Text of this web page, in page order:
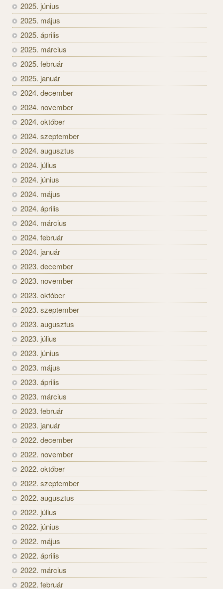
2025. június
2025. május
2025. április
2025. március
2025. február
2025. január
2024. december
2024. november
2024. október
2024. szeptember
2024. augusztus
2024. július
2024. június
2024. május
2024. április
2024. március
2024. február
2024. január
2023. december
2023. november
2023. október
2023. szeptember
2023. augusztus
2023. július
2023. június
2023. május
2023. április
2023. március
2023. február
2023. január
2022. december
2022. november
2022. október
2022. szeptember
2022. augusztus
2022. július
2022. június
2022. május
2022. április
2022. március
2022. február